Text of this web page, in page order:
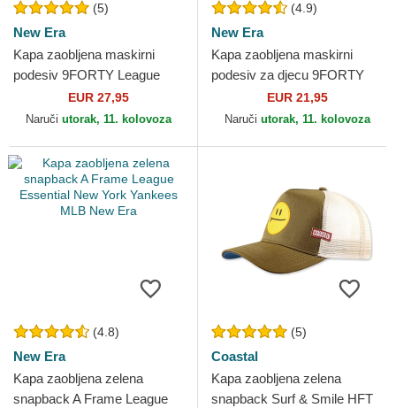
(5)
New Era
Kapa zaobljena maskirni
podesiv 9FORTY League
Essential New York Yankees
MLB New Era
EUR 27,95
Naruči utorak, 11. kolovoza
(4.9)
New Era
Kapa zaobljena maskirni
podesiv za djecu 9FORTY
League Essential New York
Yankees MLB New Era
EUR 21,95
Naruči utorak, 11. kolovoza
(4.8)
New Era
Kapa zaobljena zelena
snapback A Frame League
(5)
Coastal
Kapa zaobljena zelena
snapback Surf & Smile HFT